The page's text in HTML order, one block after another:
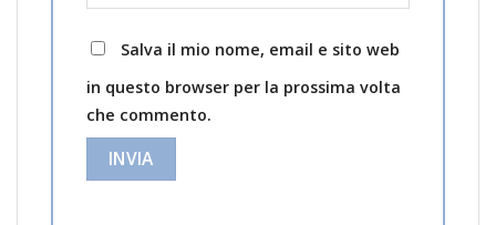
Salva il mio nome, email e sito web
in questo browser per la prossima volta
che commento.